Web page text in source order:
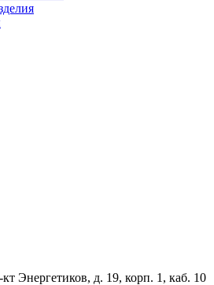
Энергетиков, д. 19, корп. 1, каб. 10